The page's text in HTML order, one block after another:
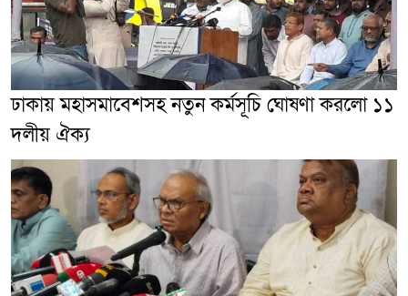
ঢাকায় মহাসমাবেশসহ নতুন কর্মসূচি ঘোষণা করলো ১১
দলীয় ঐক্য